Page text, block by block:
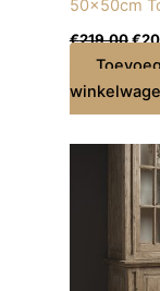
50x50cm
€219,00€